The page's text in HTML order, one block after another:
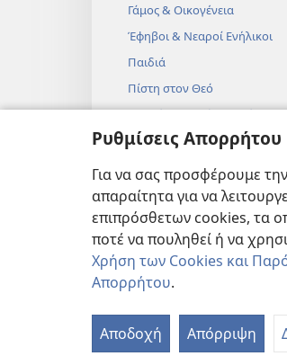
Ρυθμίσεις Απορρήτου
Για να σας προσφέρουμε
απαραίτητα για να
επιπρόσθετων cookies, τα
ποτέ να πουληθεί ή να
Χρήση των Cookies και
Απορρήτου.
Αποδοχή Απόρριψη
Γάμος & Οικογένεια
Έφηβοι & Νεαροί Ενήλικοι
Παιδιά
Πίστη στον Θεό
Επιστήμη & Αγία Γραφή
Ιστορία & Αγία Γραφή